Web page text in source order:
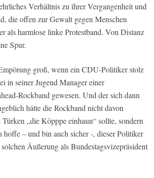
Verhältnis zu ihrer Vergangenheit und
die offen zur Gewalt gegen Menschen
als harmlose linke Protestband. Von Distanz
Spur.
groß, wenn ein CDU-Politiker stolz
in seiner Jugend Manager einer
Rockband gewesen. Und der sich dann
hätte die Rockband nicht davon
Türken „die Köpppe einhaun“ sollte, sondern
hoffe – und bin auch sicher -, dieser Politiker
Äußerung als Bundestagsvizepräsident